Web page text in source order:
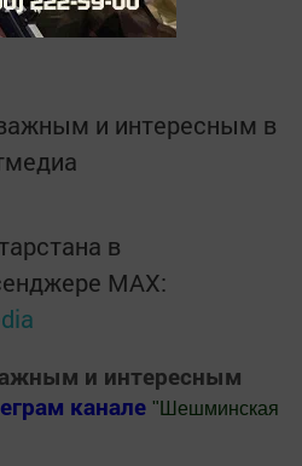
и интересным в
в
MАХ:
и интересным
канале " Шешминская